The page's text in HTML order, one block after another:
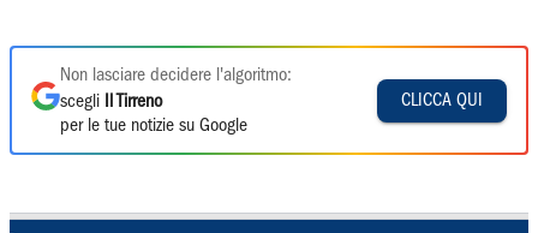
Non lasciare decidere l'algoritmo:
scegli
Il Tirreno
per le tue notizie su Google
CLICCA QUI